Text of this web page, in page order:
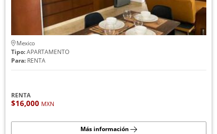
Mexico
Tipo:APARTAMENTO
Para:RENTA
RENTA
$16,000 MXN
Más información